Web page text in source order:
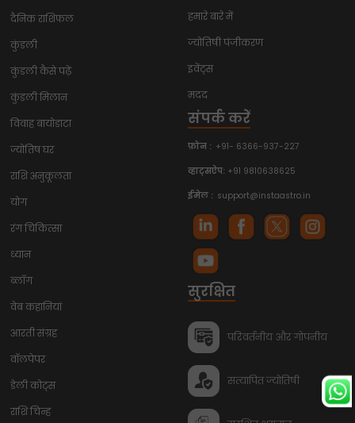
दैनिक राशिफल
कुंडली
कुंडली कैसे पढ़ें
कुंडली मिलान
विवाह बायोडाटा
ज्योतिष घर
राशि अनुकूलता
योग
रंग चिकित्सा
ध्यान
ब्लॉग
वेब कहानियां
आरती संग्रह
वॉलपेपर
डेली कोट्स
राशि चिन्ह
हमारे बारे में
ज्योतिषी पंजीकरण
इवेंट्स
मदद
संपर्क करें
फ़ोन : +91- 6366-937-227
व्हाट्सऐप: +91 9810638625
ईमेल : support@instaastro.in
सुरक्षित
परिवर्तनीय और गोपनीय
सत्यापित ज्योतिषी